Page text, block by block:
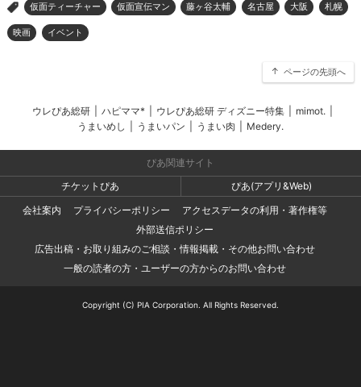
> 仮面ティーチャー 仮面宣伝マン 藤ヶ谷太輔 名古屋 大阪 札幌
映画 イベント
ページの先頭へ
ウレぴあ総研 ハピママ* ウレぴあ総研 ディズニー特集 mimot.
うまいめし
うまいパン うまい肉 Medery.
ぴあ関連サイト
チケットぴあ
ぴあ(アプリ&Web)
会社案内
プライバシーポリシー
アクセスデータの利用・著作権等
外部送信ポリシー
広告出稿・お取り組みのご相談・情報掲載・その他お問い合わせ
一般の読者の方・ユーザーの方からのお問い合わせ
Copyright (C) PIA Corporation. All Rights Reserved.